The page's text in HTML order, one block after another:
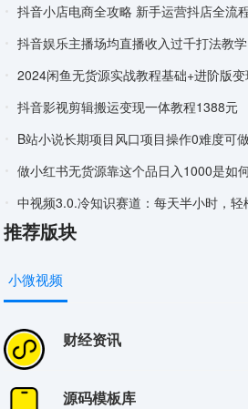
抖音小店电商全攻略 新手运营抖店全流
抖音娱乐主播场均直播收入过千打法教学
2024闲鱼无货源实战教程基础+进阶版
抖音影视剪辑搬运变现一体教程1388元
B站小说长期项目风口项目操作0难度可做长久生
做小红书无货源靠这个品日入1000是如何做到的？保姆级
中视频3.0.冷知识赛道：每天半小时，轻松
短视频带货月入过万新手小白都适合的项目一部
视频号引流变现系统视频号引流变现的底
每天两小时靠卖轻奢潮牌日入过千月入过万小白也
流量卡躺赚项目小白友好开设后台实现被动收益只要出卡就能一
靠PS月入过万小白做这个赛道很吃香每天两小时简
推荐版块
小微视频
财经资讯
源码模板库